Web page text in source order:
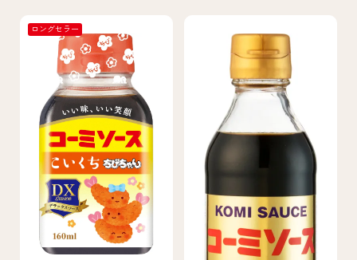
ロングセラー